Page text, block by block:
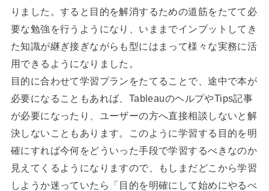
りました。すると目的を解消するための道筋をたてて必
要な勉強を行うようになり、いままでインプットしてき
た知識が継ぎ接ぎながらも型にはまって様々な実務に活
用できるようになりました。
目的に合わせて学習プランをたてることで、途中で本が
必要になることもあれば、TableauのヘルプやTips記事
が必要になったり、ユーザーの方へ直接相談しないと解
決しないこともあります。このように学習する目的を明
確にすれば今何をどういった手段で学習するべきなのか
見えてくるようになりますので、もしまだどこから学習
しようか迷っていたら「目的を明確にして始めにやるべ